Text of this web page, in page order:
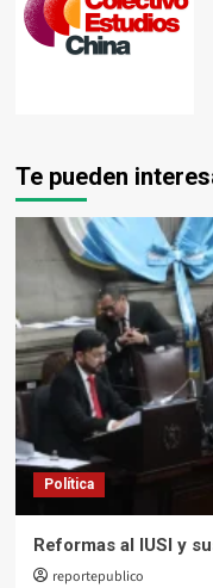
Te pueden
Política
Reformas al IUSI y
reportepublico